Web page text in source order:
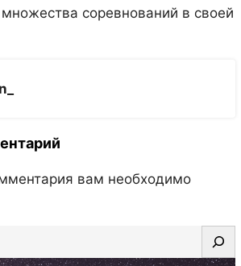
соревнований в своей
вам необходимо